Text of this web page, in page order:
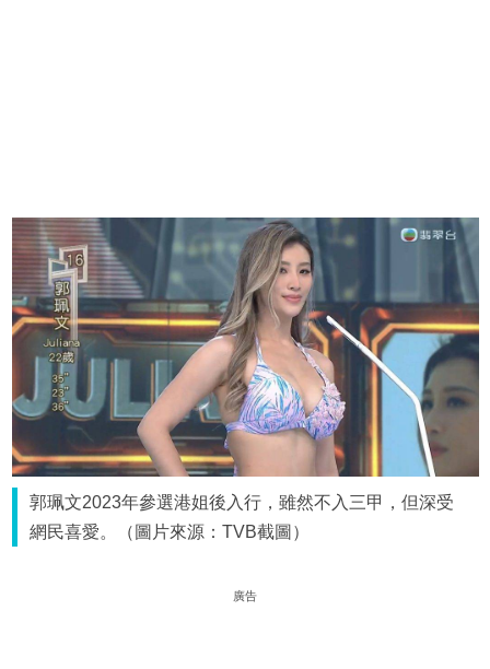
郭珮文2023年參選港姐後入行，雖然不入三甲，但深受
網民喜愛。（圖片來源：TVB截圖）
廣告